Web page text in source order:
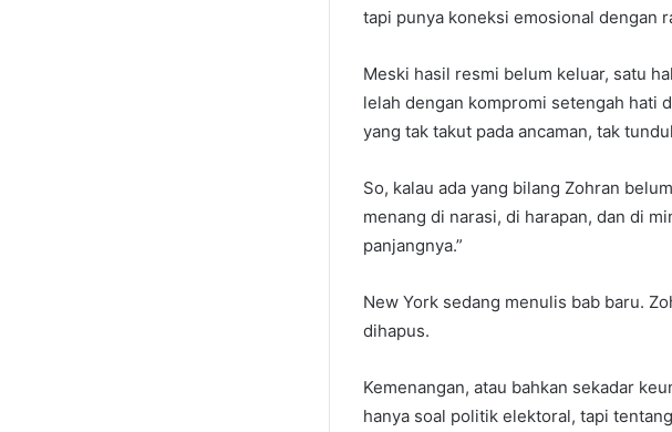
tapi punya koneksi emosional dengan
Meski hasil resmi belum keluar, satu
lelah dengan kompromi setengah hati
yang tak takut pada ancaman, tak
So, kalau ada yang bilang Zohran
menang di narasi, di harapan, dan di
panjangnya.”
New York sedang menulis bab baru.
dihapus.
Kemenangan, atau bahkan sekadar
hanya soal politik elektoral, tapi